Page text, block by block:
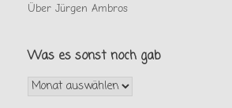
Über Jürgen Ambros
Was es sonst noch gab
Was
es